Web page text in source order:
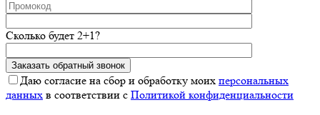
Сколько будет 2+1?
Даю согласие на сбор и обработку моих персональных
данных в соответствии с Политикой конфиденциальности